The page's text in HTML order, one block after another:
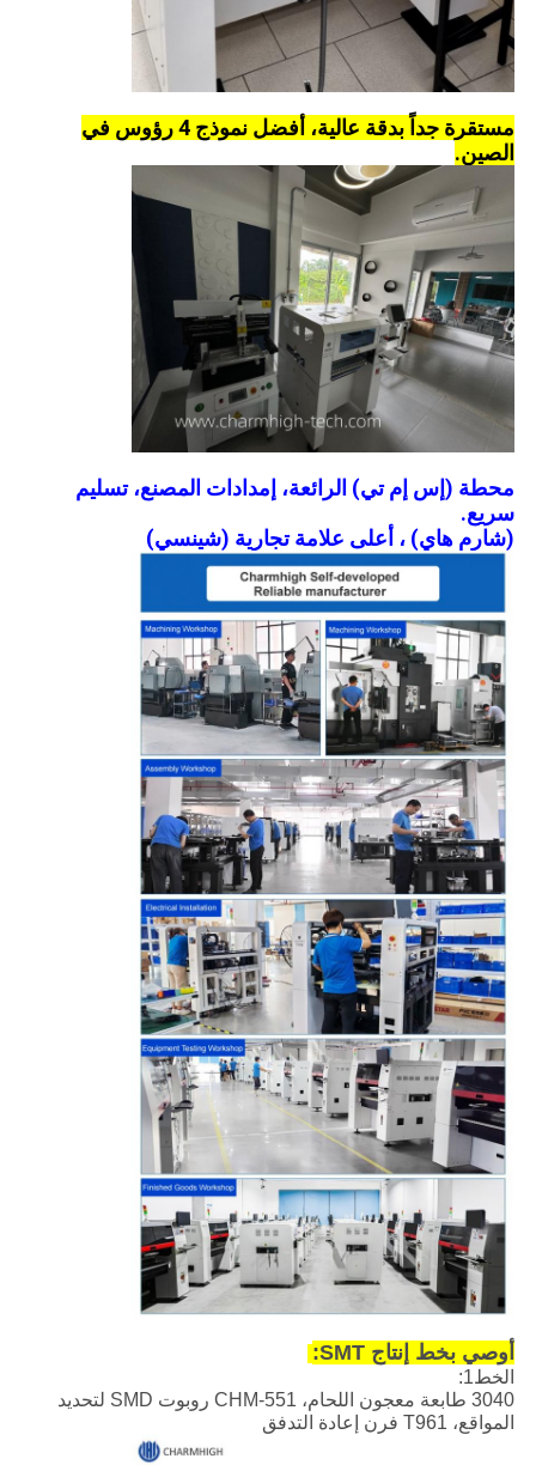
مستقرة جداً بدقة عالية، أفضل نموذج 4 رؤوس في
الصين.
محطة (إس إم تي) الرائعة، إمدادات المصنع، تسليم
سريع.
(شارم هاي) ، أعلى علامة تجارية (شينسي)
أوصي بخط إنتاج SMT:
الخط1:
3040 طابعة معجون اللحام، CHM-551 روبوت SMD لتحديد
المواقع، T961 فرن إعادة التدفق